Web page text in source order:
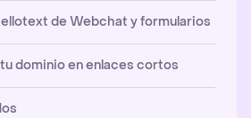
de Webchat y formularios
dominio en enlaces cortos